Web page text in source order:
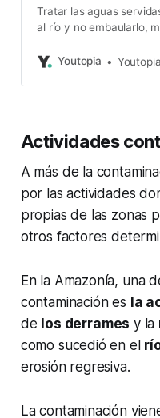
Tratar las aguas
al río y no embaularlo,
marca la diferencia
Youtopia Youtopia
Actividades
A más de la
por las actividades
propias de las zonas
otros factores
En la Amazonía, una
contaminación es la
de los derrames y la
como sucedió en el
erosión regresiva.
La contaminación